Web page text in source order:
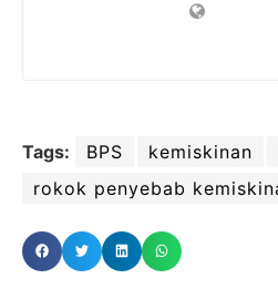
Tags: BPS kemiskinan
rokok penyebab